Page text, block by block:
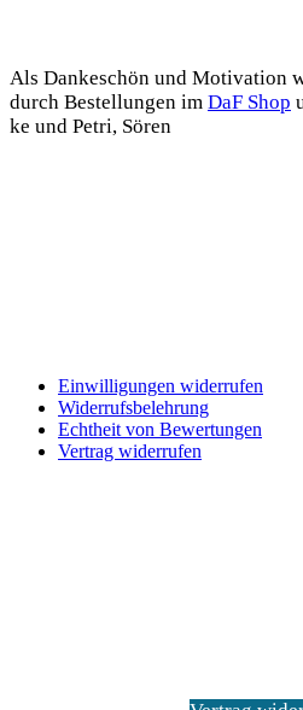
Als Dan­ke­schön und Moti­va­ti­on
durch Bestel­lun­gen im DaF Shop
ke und Petri, Sören
Einwilligungen widerrufen
Widerrufsbelehrung
Echtheit von Bewertungen
Vertrag widerrufen